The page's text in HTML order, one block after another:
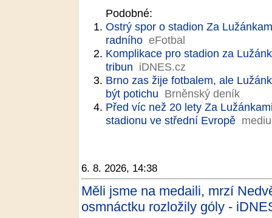
Podobné:
Ostrý spor o stadion Za
radního eFotbal
Komplikace pro stadion za
tribun iDNES.cz
Brno zas žije fotbalem, ale
být potichu Brněnský deník
Před víc než 20 lety Za
stadionu ve střední Evropě
6. 8. 2026, 14:38
Měli jsme na medaili, mrzí
osmnáctku rozložily góly -